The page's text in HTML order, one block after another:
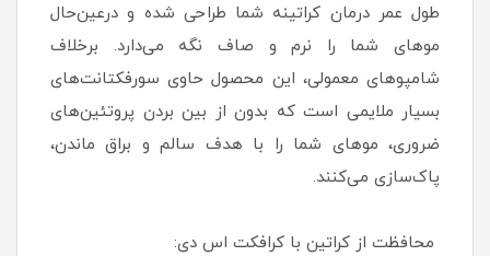
طول عمر درمان کراتینه شما طراحی شده و درعین‌حال
موهای شما را نرم و صاف نگه می‌دارد. برخلاف
شامپوهای معمولی، این محصول حاوی سورفکتانت‌های
بسیار ملایمی است که بدون از بین بردن پروتئین‌های
ضروری، موهای شما را با هدف سالم و براق ماندن،
پاک‌سازی می‌کنند.
محافظت از کراتین با کرافکت اس دی: